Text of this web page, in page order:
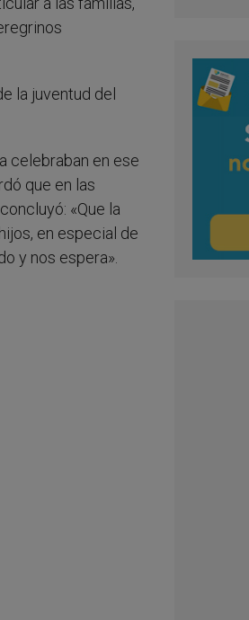
la juventud del
celebraban en ese
que en las
«Que la
en especial de
y nos espera».